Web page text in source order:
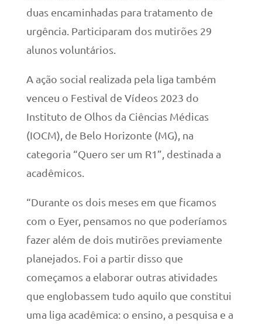
duas encaminhadas para tratamento de
urgência. Participaram dos mutirões 29
alunos voluntários.
A ação social realizada pela liga também
venceu o Festival de Vídeos 2023 do
Instituto de Olhos da Ciências Médicas
(IOCM), de Belo Horizonte (MG), na
categoria “Quero ser um R1”, destinada a
acadêmicos.
“Durante os dois meses em que ficamos
com o Eyer, pensamos no que poderíamos
fazer além de dois mutirões previamente
planejados. Foi a partir disso que
começamos a elaborar outras atividades
que englobassem tudo aquilo que constitui
uma liga acadêmica: o ensino, a pesquisa e a